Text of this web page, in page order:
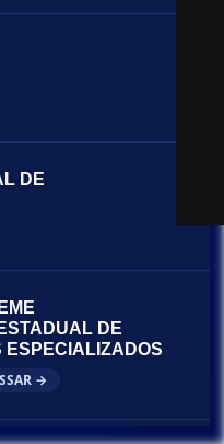
DE
DE
ESPECIALIZADOS
→